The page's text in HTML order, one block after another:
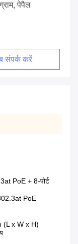
पेपैल
संपर्क करें
PoE + 8-पोर्ट
PoE
(L x W x H)